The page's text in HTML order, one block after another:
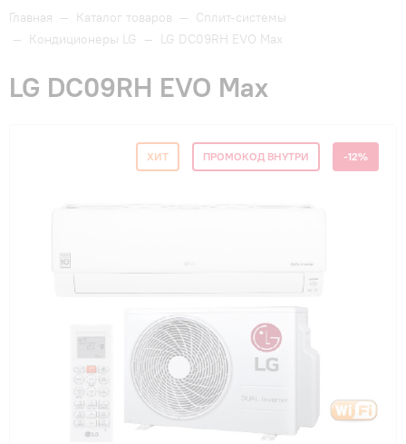
Как купить
Акции
Главная — Каталог товаров — Сплит-системы
— Кондиционеры LG — LG DC09RH EVO Max
LG DC09RH EVO Max
ХИТ ПРОМОКОД ВНУТРИ -12%